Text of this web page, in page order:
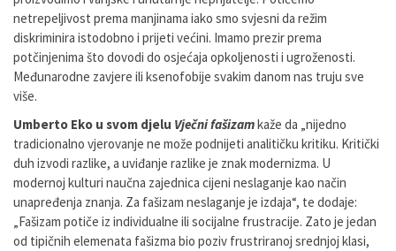
netrepeljivost prema manjinama iako smo svjesni da režim
diskriminira istodobno i prijeti većini. Imamo prezir prema
potčinjenima što dovodi do osjećaja opkoljenosti i ugroženosti.
Međunarodne zavjere ili ksenofobije svakim danom nas truju sve
više.
Umberto Eko u svom djelu Vječni fašizamkaže da „nijedno
tradicionalno vjerovanje ne može podnijeti analitičku kritiku. Kritički
duh izvodi razlike, a uviđanje razlike je znak modernizma. U
modernoj kulturi naučna zajednica cijeni neslaganje kao način
unapređenja znanja. Za fašizam neslaganje je izdaja“, te dodaje:
„Fašizam potiče iz individualne ili socijalne frustracije. Zato je jedan
od tipičnih elemenata fašizma bio poziv frustriranoj srednjoj klasi,